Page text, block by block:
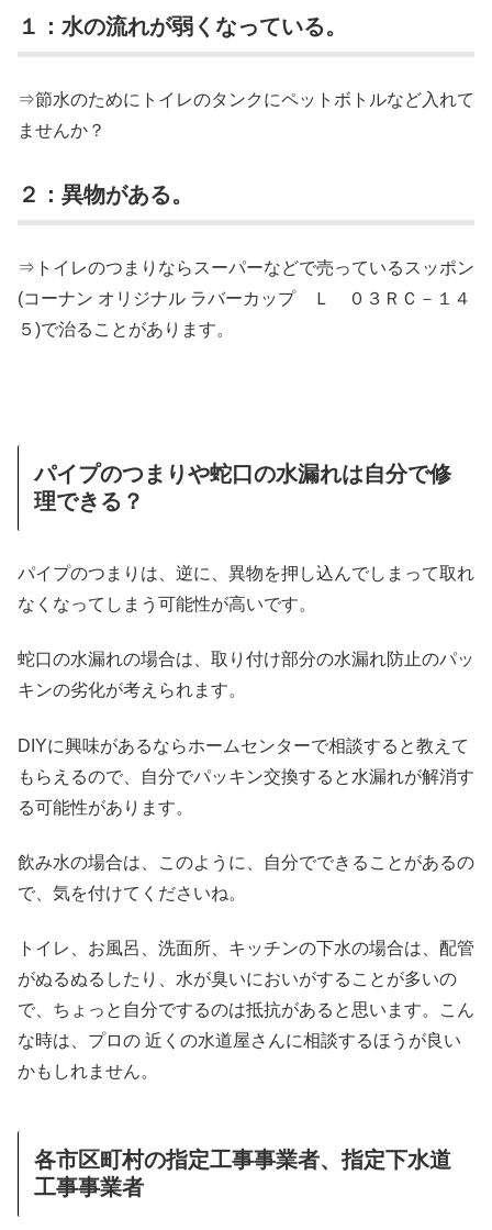
１：水の流れが弱くなっている。
⇒節水のためにトイレのタンクにペットボトルなど入れて
ませんか？
２：異物がある。
⇒トイレのつまりならスーパーなどで売っているスッポン
(コーナン オリジナル ラバーカップ Ｌ ０３ＲＣ－１４
５)で治ることがあります。
パイプのつまりや蛇口の水漏れは自分で修
理できる？
パイプのつまりは、逆に、異物を押し込んでしまって取れ
なくなってしまう可能性が高いです。
蛇口の水漏れの場合は、取り付け部分の水漏れ防止のパッ
キンの劣化が考えられます。
DIYに興味があるならホームセンターで相談すると教えて
もらえるので、自分でパッキン交換すると水漏れが解消す
る可能性があります。
飲み水の場合は、このように、自分でできることがあるの
で、気を付けてくださいね。
トイレ、お風呂、洗面所、キッチンの下水の場合は、配管
がぬるぬるしたり、水が臭いにおいがすることが多いの
で、ちょっと自分でするのは抵抗があると思います。こん
な時は、プロの 近くの水道屋さんに相談するほうが良い
かもしれません。
各市区町村の指定工事事業者、指定下水道
工事事業者